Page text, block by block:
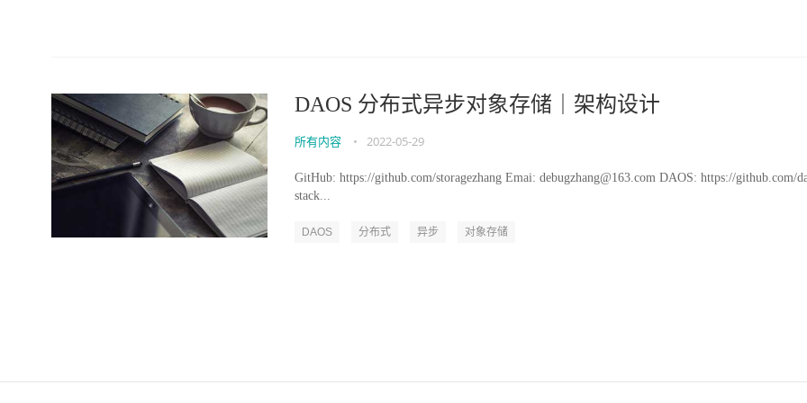
DAOS 分布式异步对象存储｜架构设计
所有内容 • 2022-05-29
GitHub: https://github.com/storagezhang Emai: debugzhang@163.com DAOS: https://github.com/
stack...
DAOS 分布式 异步 对象存储